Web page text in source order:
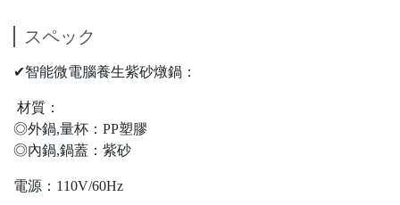
スペック
✔智能微電腦養生紫砂燉鍋：
材質：
◎外鍋,量杯：PP塑膠
◎內鍋,鍋蓋：紫砂
電源：110V/60Hz